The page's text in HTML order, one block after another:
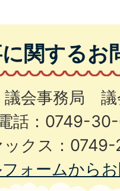
関するお
議会事務局 議
話：0749-
ックス：
ォームから